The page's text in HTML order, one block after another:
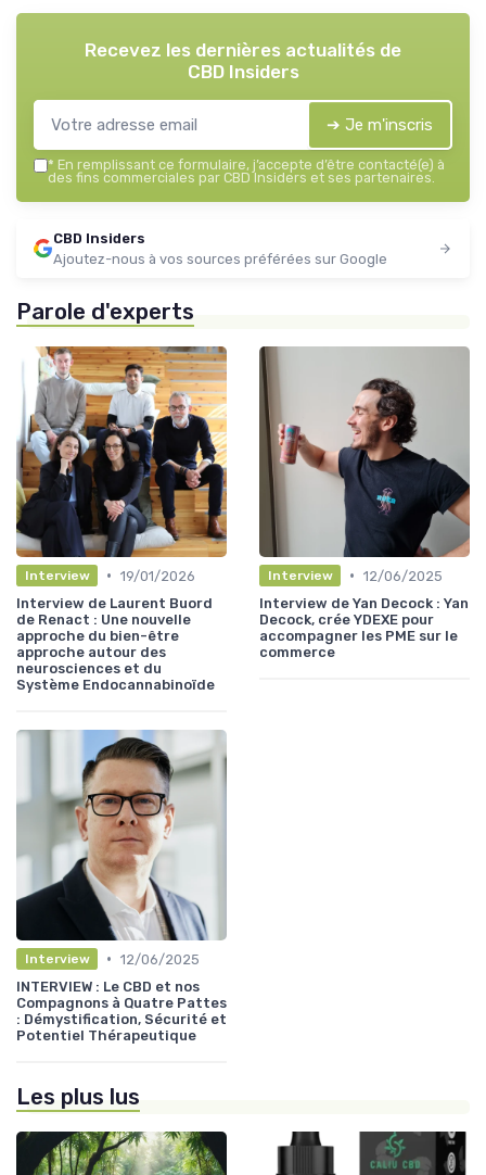
Recevez les dernières actualités de
CBD Insiders
➔ Je m'inscris
* En remplissant ce formulaire, j’accepte d’être contacté(e) à
des fins commerciales par CBD Insiders et ses partenaires.
CBD Insiders
Ajoutez-nous à vos sources préférées sur Google
Parole d'experts
Interview • 19/01/2026
Interview de Laurent Buord
de Renact : Une nouvelle
approche du bien-être
approche autour des
neurosciences et du
Système Endocannabinoïde
Interview • 12/06/2025
Interview de Yan Decock : Yan
Decock, crée YDEXE pour
accompagner les PME sur le
commerce
Interview • 12/06/2025
INTERVIEW : Le CBD et nos
Compagnons à Quatre Pattes
: Démystification, Sécurité et
Potentiel Thérapeutique
Les plus lus